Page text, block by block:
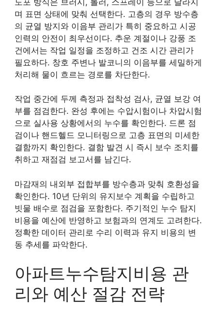
며 표면 상태에 맞춰 선택한다. 고층의 경우 방수층
의 균열 방지와 이음부 관리가 특히 중요하고 시공
인력의 안전이 최우선이다. 추운 계절이나 강풍 조
건에서는 작업 일정을 조정하고 건조 시간 관리가
필요하다. 창호 주변나 발코니의 이음부를 세밀하게
처리해 물이 흐르는 경로를 차단한다.
작업 중간에 두께 측정과 접착성 검사, 균열 보강 여
부를 점검한다. 완성 후에는 수압시험이나 차압시험
으로 실사용 상황에서의 누수를 확인한다. 드론 점
검이나 핸드헬드 모니터링으로 고층 표면의 미세한
결함까지 확인한다. 결함 발견 시 즉시 보수 조치를
취하고 재점검 보고서를 남긴다.
마감재의 내외부 접합부를 방수층과 맞춰 호환성을
확인한다. 10년 단위의 유지보수 계획을 수립하고
빗물 배수로 점검을 포함한다. 주기적인 누수 탐지
비용을 예산에 반영하고 보험과의 연계도 고려한다.
정확한 데이터 관리로 수리 이력과 유지 비용의 변
동 추세를 파악한다.
아파트누수탐지비용 관
리와 예산 절감 전략